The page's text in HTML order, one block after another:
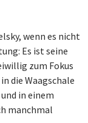
wenn es nicht
Es ist seine
zum Fokus
die Waagschale
in einem
manchmal